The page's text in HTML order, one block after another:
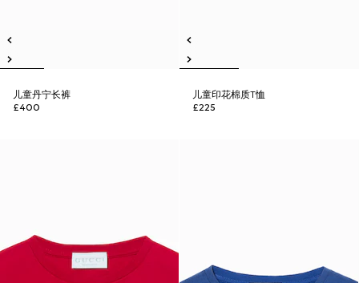
儿童丹宁长裤
£400
儿童印花棉质T恤
£225